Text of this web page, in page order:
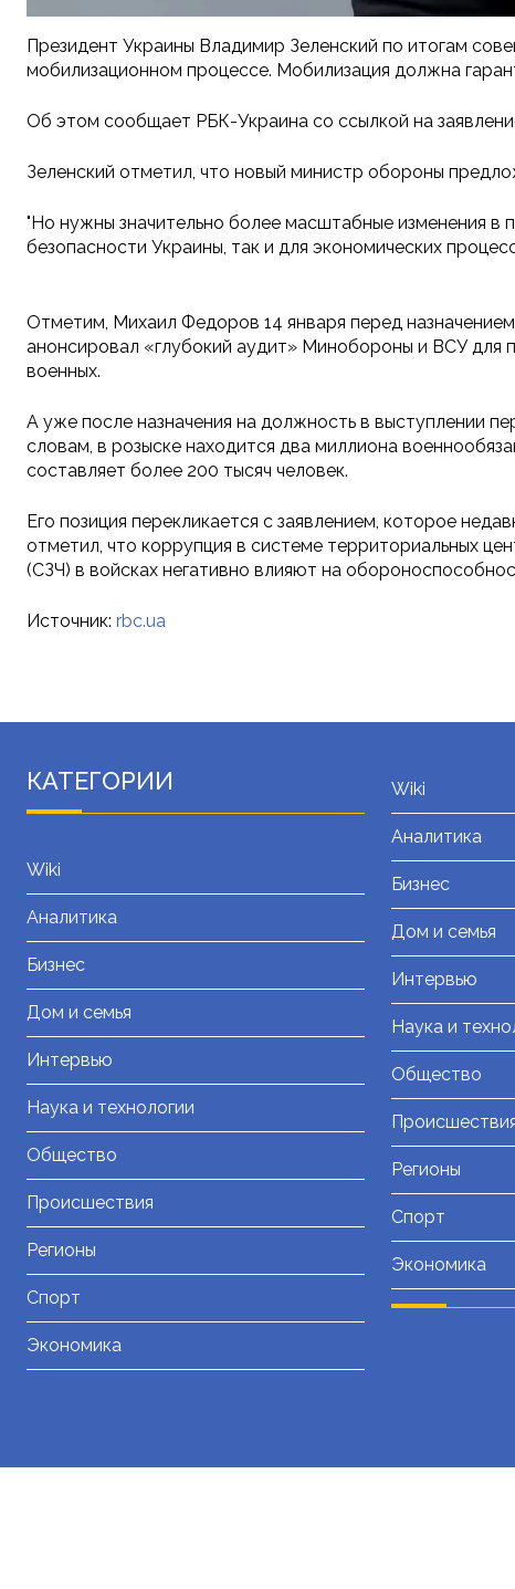
Президент Украины Владимир Зеленский по итогам
мобилизационном процессе. Мобилизация должна
Об этом сообщает РБК-Украина со ссылкой на
Зеленский отметил, что новый министр обороны
"Но нужны значительно более масштабные изменения в
безопасности Украины, так и для экономических
Отметим, Михаил Федоров 14 января перед
анонсировал «глубокий аудит» Минобороны и ВСУ для
военных.
А уже после назначения на должность в выступлении
словам, в розыске находится два миллиона
составляет более 200 тысяч человек.
Его позиция перекликается с заявлением, которое
отметил, что коррупция в системе территориальных
(СЗЧ) в войсках негативно влияют на
Источник: rbc.ua
КАТЕГОРИИ
Wiki
Аналитика
Бизнес
Дом и семья
Интервью
Наука и технологии
Общество
Происшествия
Регионы
Спорт
Экономика
Wiki
Аналитика
Бизнес
Дом и семья
Интервью
Наука и
Общество
Регионы
Спорт
Экономика